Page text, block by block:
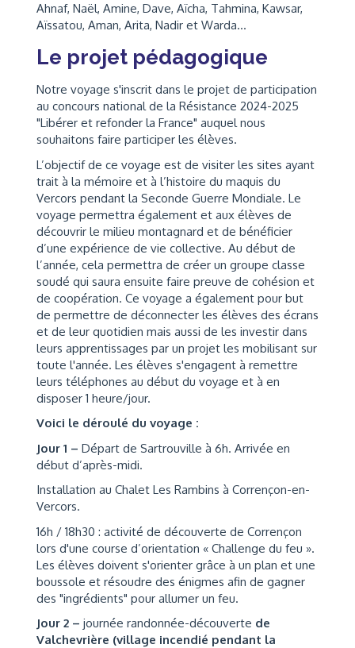
Ahnaf, Naël, Amine, Dave, Aïcha, Tahmina, Kawsar,
Aïssatou, Aman, Arita, Nadir et Warda...
Le projet pédagogique
Notre voyage s'inscrit dans le projet de participation
au concours national de la Résistance 2024-2025
"Libérer et refonder la France" auquel nous
souhaitons faire participer les élèves.
L’objectif de ce voyage est de visiter les sites ayant
trait à la mémoire et à l’histoire du maquis du
Vercors pendant la Seconde Guerre Mondiale. Le
voyage permettra également et aux élèves de
découvrir le milieu montagnard et de bénéficier
d’une expérience de vie collective. Au début de
l’année, cela permettra de créer un groupe classe
soudé qui saura ensuite faire preuve de cohésion et
de coopération. Ce voyage a également pour but
de permettre de déconnecter les élèves des écrans
et de leur quotidien mais aussi de les investir dans
leurs apprentissages par un projet les mobilisant sur
toute l'année. Les élèves s'engagent à remettre
leurs téléphones au début du voyage et à en
disposer 1 heure/jour.
Voici le déroulé du voyage :
Jour 1 – Départ de Sartrouville à 6h. Arrivée en
début d’après-midi.
Installation au Chalet Les Rambins à Corrençon-en-
Vercors.
16h / 18h30 : activité de découverte de Corrençon
lors d'une course d’orientation « Challenge du feu ».
Les élèves doivent s'orienter grâce à un plan et une
boussole et résoudre des énigmes afin de gagner
des "ingrédients" pour allumer un feu.
Jour 2 – journée randonnée-découverte de
Valchevrière (village incendié pendant la